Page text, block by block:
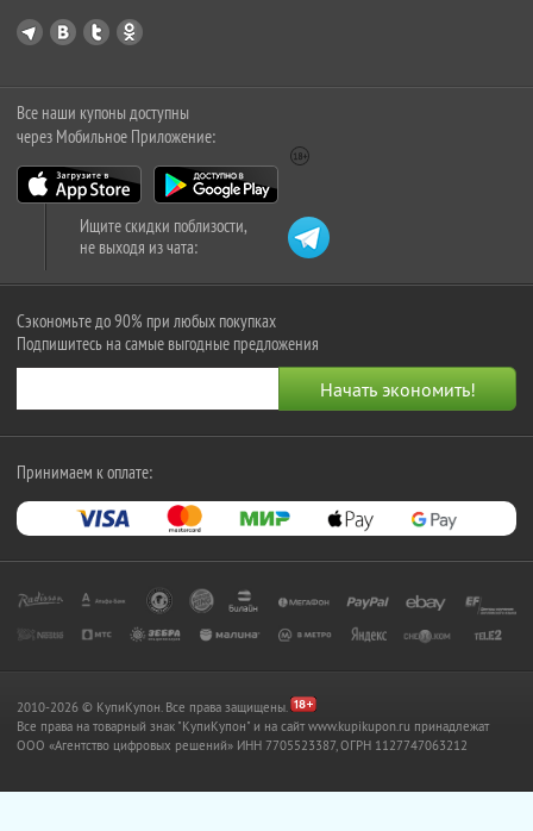
Все наши купоны доступны
через Мобильное Приложение:
Ищите скидки поблизости,
не выходя из чата:
Сэкономьте до 90% при любых покупках
Подпишитесь на самые выгодные предложения
Принимаем к оплате:
2010-2026 © КупиКупон. Все права защищены.
Все права на товарный знак "КупиКупон" и на сайт www.kupikupon.ru принадлежат
OOO «Агентство цифровых решений» ИНН 7705523387, ОГРН 1127747063212